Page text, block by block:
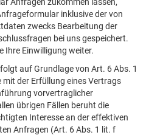
inklusive der von
zwecks Bearbeitung der
bei uns gespeichert.
Ihre Einwilligung weiter.
auf Grundlage von Art. 6 Abs. 1
mit der Erfüllung eines Vertrags
vorvertraglicher
übrigen Fällen beruht die
Interesse an der effektiven
Anfragen (Art. 6 Abs. 1 lit. f